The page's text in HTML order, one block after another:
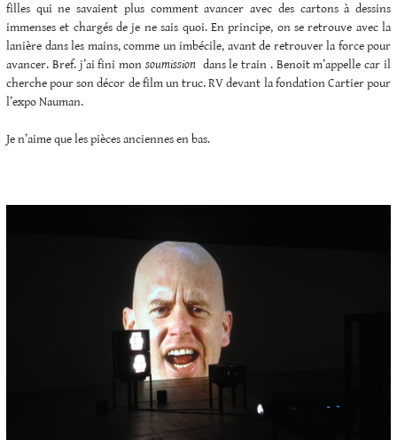
filles qui ne savaient plus comment avancer avec des cartons à dessins
immenses et chargés de je ne sais quoi. En principe, on se retrouve avec la
lanière dans les mains, comme un imbécile, avant de retrouver la force pour
avancer. Bref. j’ai fini mon soumission dans le train . Benoit m’appelle car il
cherche pour son décor de film un truc. RV devant la fondation Cartier pour
l’expo Nauman.
Je n’aime que les pièces anciennes en bas.